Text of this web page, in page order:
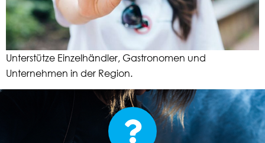
Unterstütze Einzelhändler, Gastronomen und
Unternehmen in der Region.